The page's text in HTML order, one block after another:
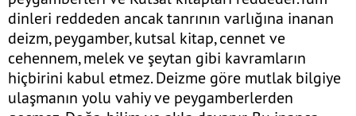
dinleri reddeden ancak tanrının varlığına inanan
deizm, peygamber, kutsal kitap, cennet ve
cehennem, melek ve şeytan gibi kavramların
hiçbirini kabul etmez. Deizme göre mutlak bilgiye
ulaşmanın yolu vahiy ve peygamberlerden